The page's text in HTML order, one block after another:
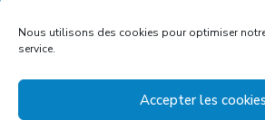
Nous utilisons des cookies pour optimiser
service.
Accepter les cookies